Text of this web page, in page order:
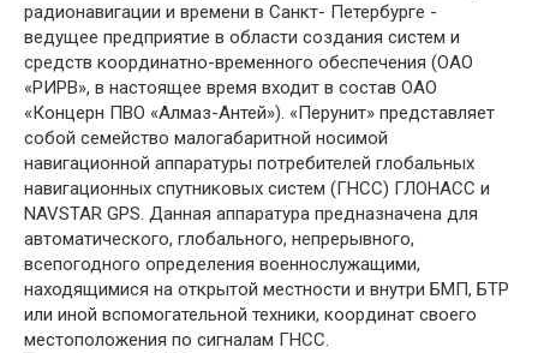
радионавигации и времени в Санкт- Петербурге -
ведущее предприятие в области создания систем и
средств координатно-временного обеспечения (ОАО
«РИРВ», в настоящее время входит в состав ОАО
«Концерн ПВО «Алмаз-Антей»). «Перунит» представляет
собой семейство малогабаритной носимой
навигационной аппаратуры потребителей глобальных
навигационных спутниковых систем (ГНСС) ГЛОНАСС и
NAVSTAR GPS. Данная аппаратура предназначена для
автоматического, глобального, непрерывного,
всепогодного определения военнослужащими,
находящимися на открытой местности и внутри БМП, БТР
или иной вспомогательной техники, координат своего
местоположения по сигналам ГНСС.